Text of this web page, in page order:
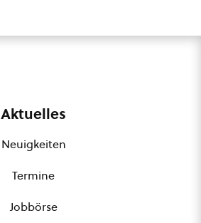
Aktuelles
Neuigkeiten
Termine
Jobbörse